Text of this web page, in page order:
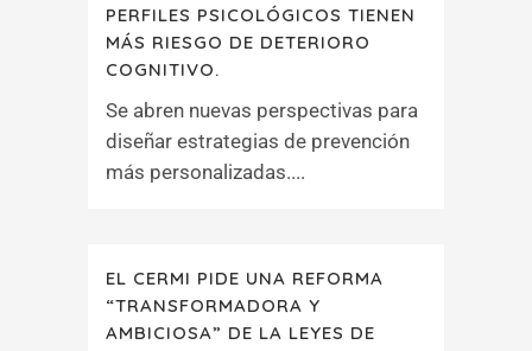
PERFILES PSICOLÓGICOS TIENEN
MÁS RIESGO DE DETERIORO
COGNITIVO.
Se abren nuevas perspectivas para
diseñar estrategias de prevención
más personalizadas....
EL CERMI PIDE UNA REFORMA
“TRANSFORMADORA Y
AMBICIOSA” DE LA LEYES DE